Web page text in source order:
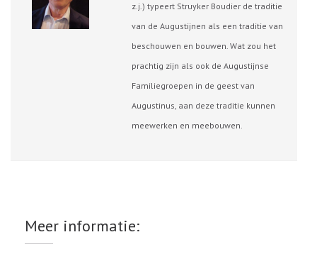
z.j.) typeert Struyker Boudier de traditie
van de Augustijnen als een traditie van
beschouwen en bouwen. Wat zou het
prachtig zijn als ook de Augustijnse
Familiegroepen in de geest van
Augustinus, aan deze traditie kunnen
meewerken en meebouwen.
Meer informatie: